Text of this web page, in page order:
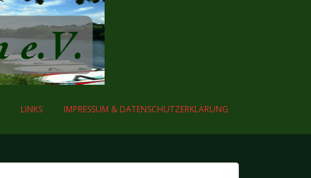
LINKS IMPRESSUM & DATENSCHUTZERKLÄRUNG